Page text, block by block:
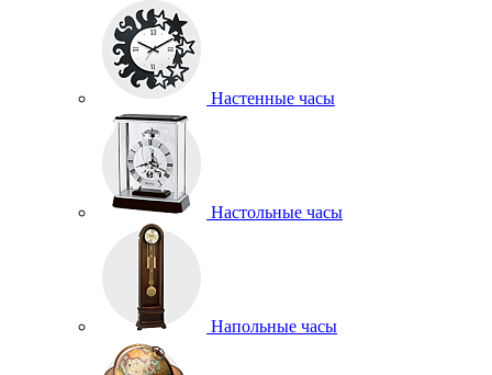
Настенные часы
Настольные часы
Напольные часы